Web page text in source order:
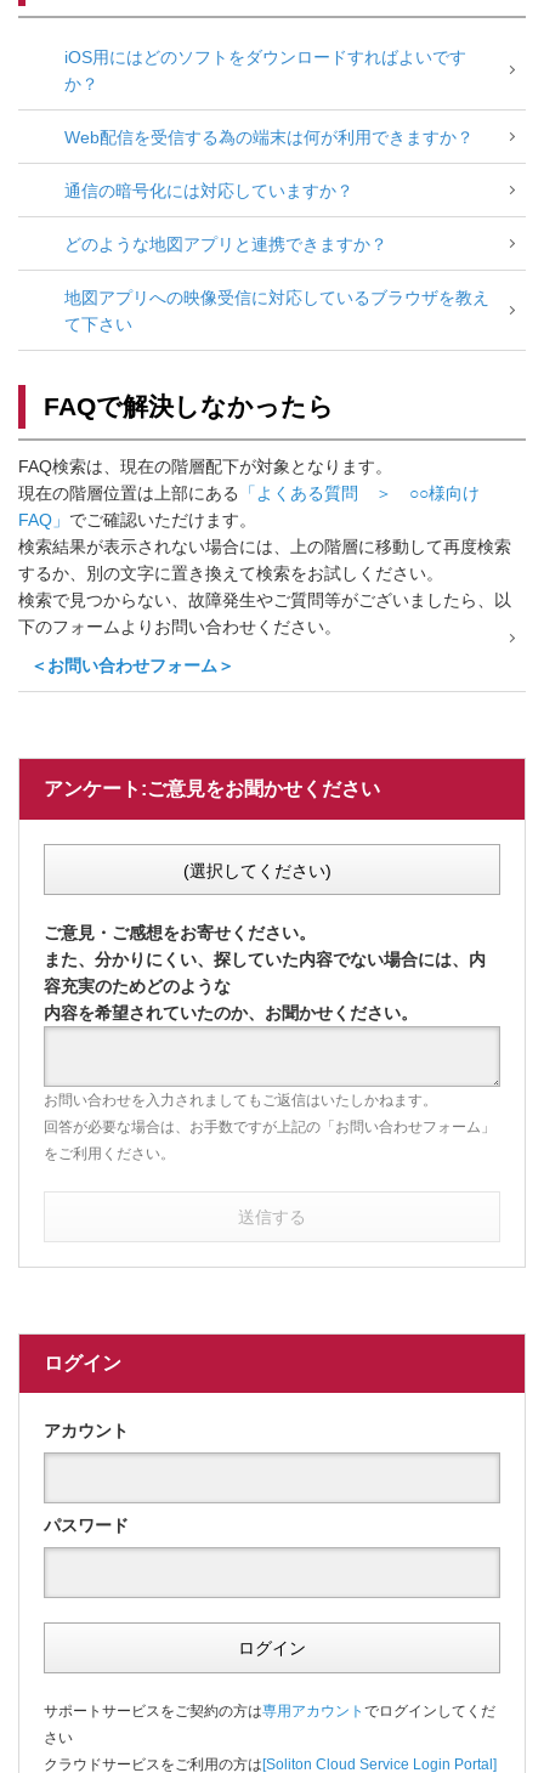
iOS用にはどのソフトをダウンロードすればよいです
か？
Web配信を受信する為の端末は何が利用できますか？
通信の暗号化には対応していますか？
どのような地図アプリと連携できますか？
地図アプリへの映像受信に対応しているブラウザを教え
て下さい
FAQで解決しなかったら
FAQ検索は、現在の階層配下が対象となります。
現在の階層位置は上部にある
「よくある質問 ＞ ○○様向け
FAQ」 でご確認いただけます。
検索結果が表示されない場合には、上の階層に移動して再度検索
するか、別の文字に置き換えて検索をお試しください。
検索で見つからない、故障発生やご質問等がございましたら、以
下のフォームよりお問い合わせください。
＜お問い合わせフォーム＞
アンケート:ご意見をお聞かせください
(選択してください)
ご意見・ご感想をお寄せください。
また、分かりにくい、探していた内容でない場合には、内
容充実のためどのような
内容を希望されていたのか、お聞かせください。
お問い合わせを入力されましてもご返信はいたしかねます。
回答が必要な場合は、お手数ですが上記の「お問い合わせフォーム」
をご利用ください。
送信する
ログイン
アカウント
パスワード
ログイン
サポートサービスをご契約の方は専用アカウント でログインしてくだ
さい
クラウドサービスをご利用の方は[Soliton Cloud Service Login Portal]